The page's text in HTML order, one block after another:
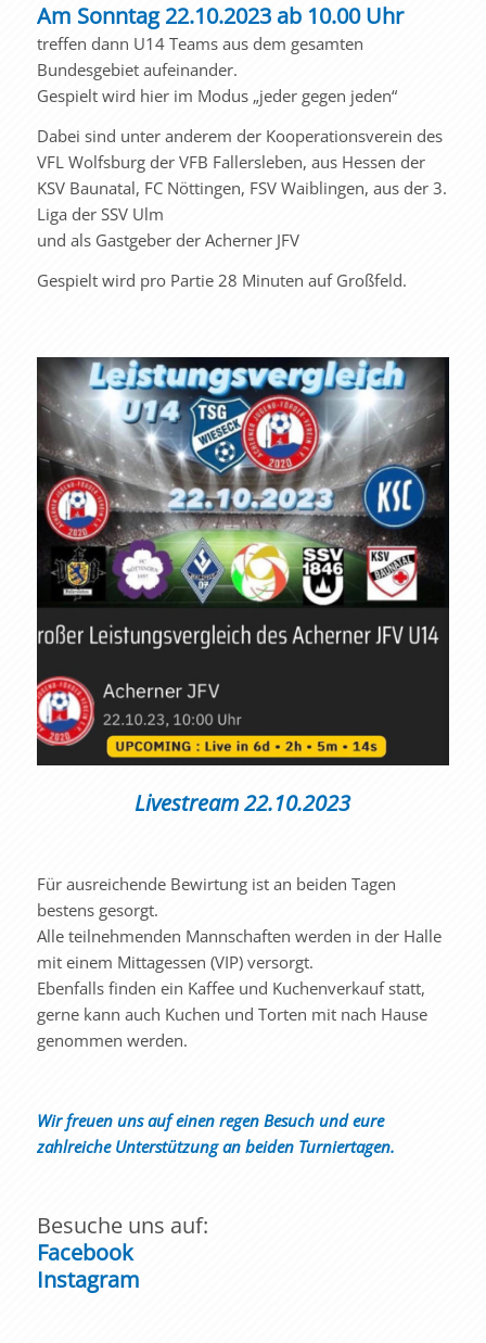
Am Sonntag 22.10.2023 ab 10.00 Uhr
treffen dann U14 Teams aus dem gesamten
Bundesgebiet aufeinander.
Gespielt wird hier im Modus „jeder gegen jeden“
Dabei sind unter anderem der Kooperationsverein des
VFL Wolfsburg der VFB Fallersleben, aus Hessen der
KSV Baunatal, FC Nöttingen, FSV Waiblingen, aus der 3.
Liga der SSV Ulm
und als Gastgeber der Acherner JFV
Gespielt wird pro Partie 28 Minuten auf Großfeld.
Livestream 22.10.2023
Für ausreichende Bewirtung ist an beiden Tagen
bestens gesorgt.
Alle teilnehmenden Mannschaften werden in der Halle
mit einem Mittagessen (VIP) versorgt.
Ebenfalls finden ein Kaffee und Kuchenverkauf statt,
gerne kann auch Kuchen und Torten mit nach Hause
genommen werden.
Wir freuen uns auf einen regen Besuch und eure
zahlreiche Unterstützung an beiden Turniertagen.
Besuche uns auf:
Facebook
Instagram